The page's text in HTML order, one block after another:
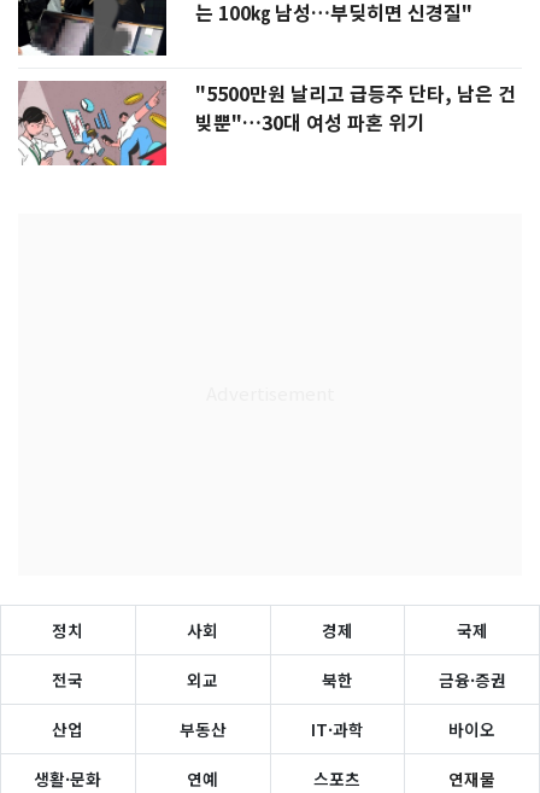
는 100㎏ 남성…부딪히면 신경질"
"5500만원 날리고 급등주 단타, 남은 건
빚뿐"…30대 여성 파혼 위기
정치 사회 경제 국제
전국 외교 북한 금융·증권
산업 부동산 IT·과학 바이오
생활·문화 연예 스포츠 연재물